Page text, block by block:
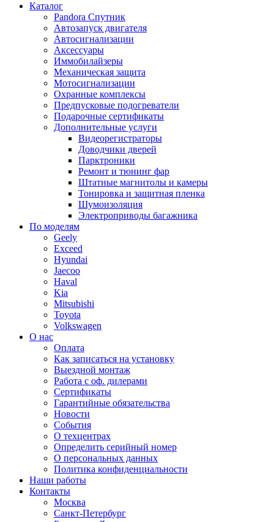
Каталог
Pandora Спутник
Автозапуск двигателя
Автосигнализации
Аксессуары
Иммобилайзеры
Механическая защита
Мотосигнализации
Охранные комплексы
Предпусковые подогреватели
Подарочные сертификаты
Дополнительные услуги
Видеорегистраторы
Доводчики дверей
Парктроники
Ремонт и тюнинг фар
Штатные магнитолы и камеры
Тонировка и защитная пленка
Шумоизоляция
Электроприводы багажника
По моделям
Geely
Exceed
Hyundai
Jaecoo
Haval
Kia
Mitsubishi
Toyota
Volkswagen
О нас
Оплата
Как записаться на установку
Выездной монтаж
Работа с оф. дилерами
Сертификаты
Гарантийные обязательства
Новости
События
О техцентрах
Определить серийный номер
О персональных данных
Политика конфиденциальности
Наши работы
Контакты
Москва
Санкт-Петербург